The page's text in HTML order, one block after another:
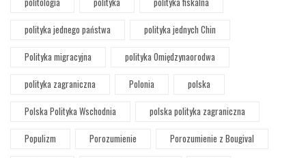
polityka jednego państwa
polityka jednych Chin
Polityka migracyjna
polityka Omiędzynaorodwa
polityka zagraniczna
Polonia
polska
Polska Polityka Wschodnia
polska polityka zagraniczna
Populizm
Porozumienie
Porozumienie z Bougival